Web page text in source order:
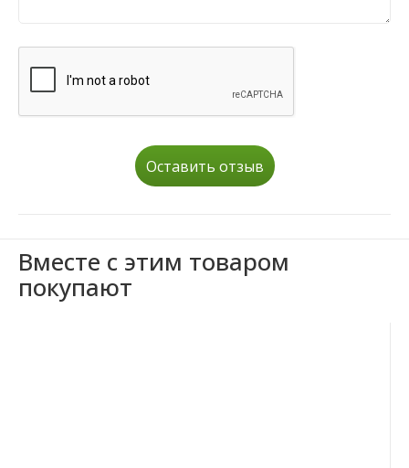
Оставить отзыв
Вместе с этим товаром
покупают